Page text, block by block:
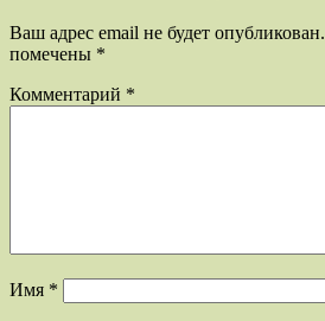
Ваш адрес email не будет опубликован.
помечены *
Комментарий *
Имя *